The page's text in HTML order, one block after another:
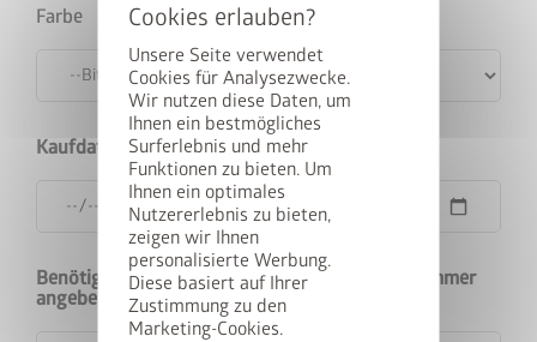
Unsere Seite verwendet
Cookies für Analysezwecke.
Wir nutzen diese Daten, um
Ihnen ein bestmögliches
Surferlebnis und mehr
Funktionen zu bieten. Um
Ihnen ein optimales
Nutzererlebnis zu bieten,
zeigen wir Ihnen
personalisierte Werbung.
Diese basiert auf Ihrer
Zustimmung zu den
Marketing-Cookies.
Farbe
Kaufdatum
Benötigtes Ersatzteil - Wenn möglich Artikelnummer
angeben
StyleBox gewinnen
Melden Sie sich jetzt für unseren Newsletter an und landen
Sie automatisch im Lostopf.
E-Mail